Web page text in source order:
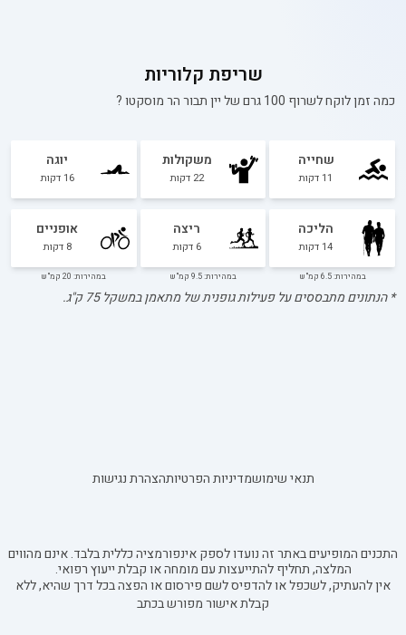
שריפת קלוריות
כמה זמן לוקח לשרוף 100 גרם של יין תבור הר מוסקטו?
שחייה
11 דקות
משקולות
22 דקות
יוגה
16 דקות
הליכה
14 דקות
במהירות: 6.5 קמ"ש
ריצה
6 דקות
במהירות: 9.5 קמ"ש
אופניים
8 דקות
במהירות: 20 קמ"ש
* הנתונים מתבססים על פעילות גופנית של מתאמן במשקל75ק"ג.
תנאי שימושמדיניות הפרטיותהצהרת נגישות
התכנים המופיעים באתר זה נועדו לספק אינפורמציה כללית בלבד. אינם מהווים
המלצה, תחליף להתייעצות עם מומחה או קבלת ייעוץ רפואי.
אין להעתיק, לשכפל או להדפיס לשם פירסום או הפצה בכל דרך שהיא, ללא
קבלת אישור מפורש בכתב